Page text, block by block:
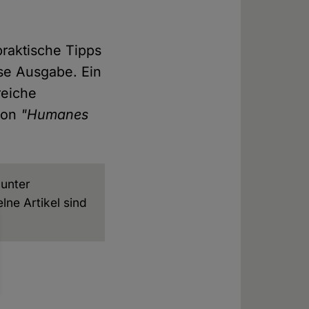
Tipps
Ausgabe. Ein
"Humanes
Artikel sind